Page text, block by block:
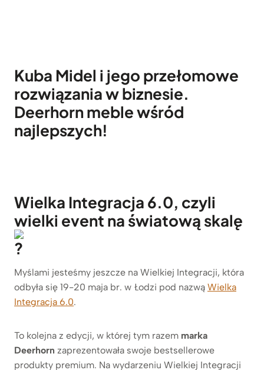
Kuba Midel i jego przełomowe
rozwiązania w biznesie.
Deerhorn meble wśród
najlepszych!
Wielka Integracja 6.0, czyli
wielki event na światową skalę
Myślami jesteśmy jeszcze na Wielkiej Integracji, która
odbyła się 19-20 maja br. w Łodzi pod nazwą Wielka
Integracja 6.0.
To kolejna z edycji, w której tym razem marka
Deerhorn zaprezentowała swoje bestsellerowe
produkty premium. Na wydarzeniu Wielkiej Integracji